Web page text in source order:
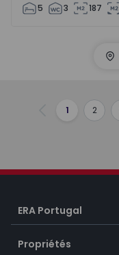
5 3 187
Précédent
1 2
ERA Portugal
Propriétés